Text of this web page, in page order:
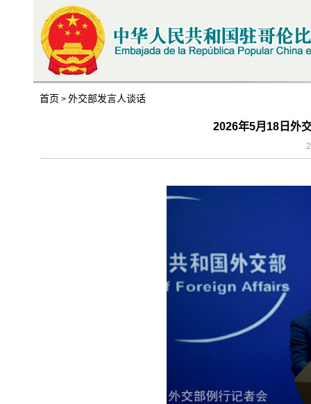
首页 > 外交部发言人谈话
2026年5月18日外